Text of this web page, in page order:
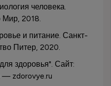
человека.
Мир, 2018.
и питание. Санкт-
Питер, 2020.
здоровья". Сайт:
— zdorovye.ru